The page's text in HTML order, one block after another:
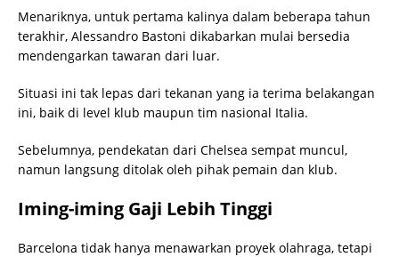
Menariknya, untuk pertama kalinya dalam beberapa tahun
terakhir, Alessandro Bastoni dikabarkan mulai bersedia
mendengarkan tawaran dari luar.
Situasi ini tak lepas dari tekanan yang ia terima belakangan
ini, baik di level klub maupun tim nasional Italia.
Sebelumnya, pendekatan dari Chelsea sempat muncul,
namun langsung ditolak oleh pihak pemain dan klub.
Iming-iming Gaji Lebih Tinggi
Barcelona tidak hanya menawarkan proyek olahraga, tetapi